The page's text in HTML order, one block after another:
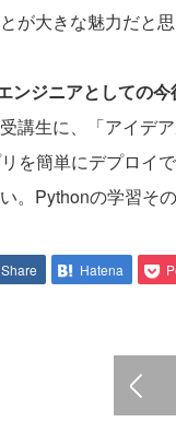
が大きな魅力だと
ンジニアとしての今
講生に、「アイデ
を簡単にデプロイ
。Pythonの学習そ
Share Hatena